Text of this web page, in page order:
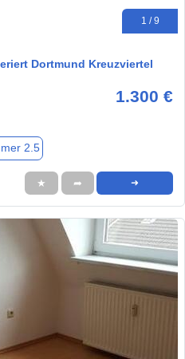
1 / 9
Dortmund Kreuzviertel
1.300 €
2.5
★ ➦ ➜